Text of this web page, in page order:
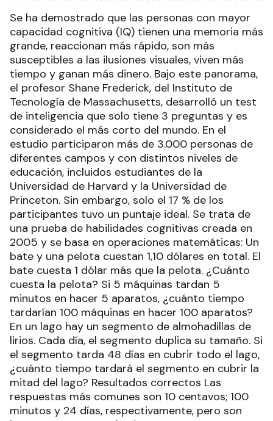
Se ha demostrado que las personas con mayor
capacidad cognitiva (IQ) tienen una memoria más
grande, reaccionan más rápido, son más
susceptibles a las ilusiones visuales, viven más
tiempo y ganan más dinero. Bajo este panorama,
el profesor Shane Frederick, del Instituto de
Tecnología de Massachusetts, desarrolló un test
de inteligencia que solo tiene 3 preguntas y es
considerado el más corto del mundo. En el
estudio participaron más de 3.000 personas de
diferentes campos y con distintos niveles de
educación, incluidos estudiantes de la
Universidad de Harvard y la Universidad de
Princeton. Sin embargo, solo el 17 % de los
participantes tuvo un puntaje ideal. Se trata de
una prueba de habilidades cognitivas creada en
2005 y se basa en operaciones matemáticas: Un
bate y una pelota cuestan 1,10 dólares en total. El
bate cuesta 1 dólar más que la pelota. ¿Cuánto
cuesta la pelota? Si 5 máquinas tardan 5
minutos en hacer 5 aparatos, ¿cuánto tiempo
tardarían 100 máquinas en hacer 100 aparatos?
En un lago hay un segmento de almohadillas de
lirios. Cada día, el segmento duplica su tamaño. Si
el segmento tarda 48 días en cubrir todo el lago,
¿cuánto tiempo tardará el segmento en cubrir la
mitad del lago? Resultados correctos Las
respuestas más comunes son 10 centavos; 100
minutos y 24 días, respectivamente, pero son